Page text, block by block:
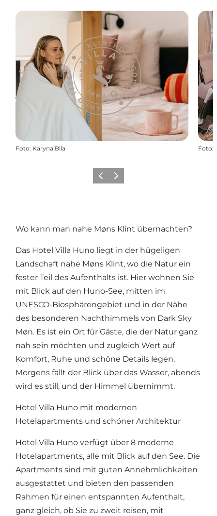
Foto: Karyna Bila Foto:
ZurückWeiter
Wo kann man nahe Møns Klint übernachten?
Das Hotel Villa Huno liegt in der hügeligen
Landschaft nahe Møns Klint, wo die Natur ein
fester Teil des Aufenthalts ist. Hier wohnen Sie
mit Blick auf den Huno-See, mitten im
UNESCO-Biosphärengebiet und in der Nähe
des besonderen Nachthimmels von Dark Sky
Møn. Es ist ein Ort für Gäste, die der Natur ganz
nah sein möchten und zugleich Wert auf
Komfort, Ruhe und schöne Details legen.
Morgens fällt der Blick über das Wasser, abends
wird es still, und der Himmel übernimmt.
Hotel Villa Huno mit modernen
Hotelapartments und schöner Architektur
Hotel Villa Huno verfügt über 8 moderne
Hotelapartments, alle mit Blick auf den See. Die
Apartments sind mit guten Annehmlichkeiten
ausgestattet und bieten den passenden
Rahmen für einen entspannten Aufenthalt,
ganz gleich, ob Sie zu zweit reisen, mit